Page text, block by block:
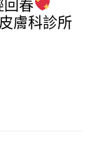
春
膚科診所